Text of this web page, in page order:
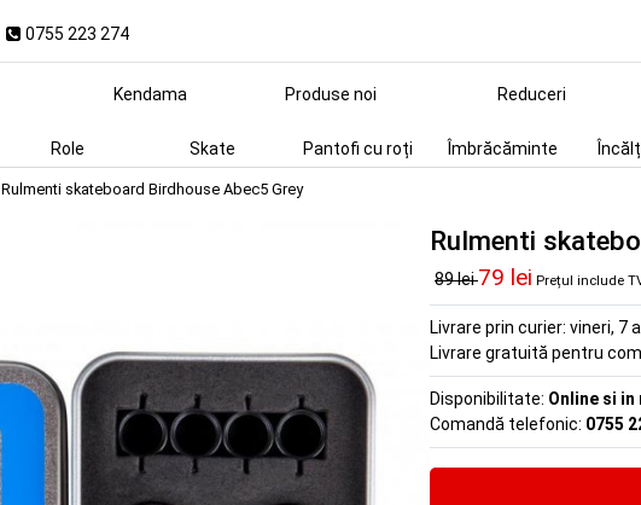
0755 223 274
Kendama Produse noi Reduceri
Role Skate Pantofi cu roți Îmbrăcăminte
Rulmenti skateboard Birdhouse Abec5 Grey
Rulmenti
89 lei79 lei Prețul include
Livrare prin curier: vineri, 7
Livrare gratuită pentru
Disponibilitate: Online si in
Comandă telefonic: 0755